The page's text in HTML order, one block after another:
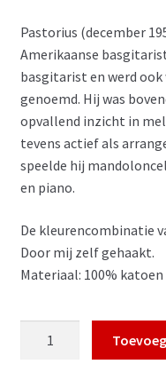
Pastorius (december
Amerikaanse
basgitarist en werd ook
genoemd. Hij was
opvallend inzicht in
tevens actief als
speelde hij
en piano.
De kleurencombinatie
Door mij zelf gehaakt.
Materiaal: 100% katoen